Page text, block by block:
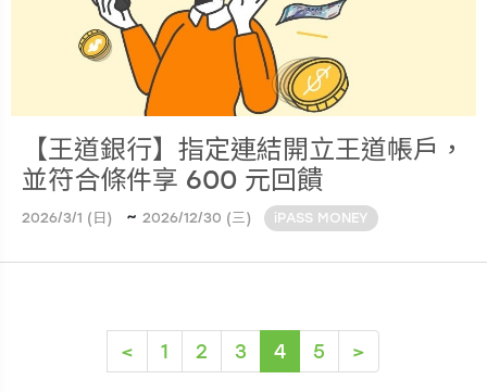
【王道銀行】指定連結開立王道帳戶，
並符合條件享 600 元回饋
2026/3/1 (日) ~ 2026/12/30 (三) iPASS MONEY
< 1 2 3 4
(current) 5 >